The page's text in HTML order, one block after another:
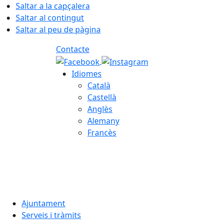
Saltar a la capçalera
Saltar al contingut
Saltar al peu de pàgina
Contacte
Idiomes
Català
Castellà
Anglès
Alemany
Francès
Ajuntament
Serveis i tràmits